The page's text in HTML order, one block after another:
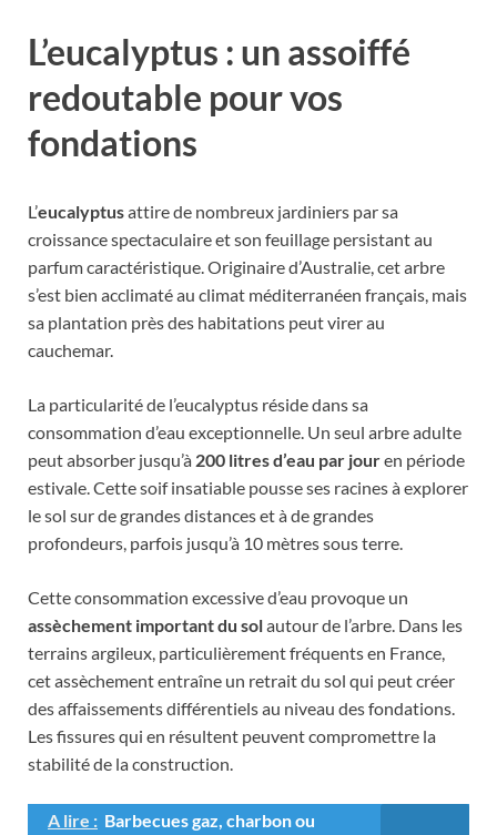
L’eucalyptus : un assoiffé
redoutable pour vos
fondations
L’eucalyptusattire de nombreux jardiniers par sa
croissance spectaculaire et son feuillage persistant au
parfum caractéristique. Originaire d’Australie, cet arbre
s’est bien acclimaté au climat méditerranéen français, mais
sa plantation près des habitations peut virer au
cauchemar.
La particularité de l’eucalyptus réside dans sa
consommation d’eau exceptionnelle. Un seul arbre adulte
peut absorber jusqu’à 200 litres d’eau par jouren période
estivale. Cette soif insatiable pousse ses racines à explorer
le sol sur de grandes distances et à de grandes
profondeurs, parfois jusqu’à 10 mètres sous terre.
Cette consommation excessive d’eau provoque un
assèchement important du solautour de l’arbre. Dans les
terrains argileux, particulièrement fréquents en France,
cet assèchement entraîne un retrait du sol qui peut créer
des affaissements différentiels au niveau des fondations.
Les fissures qui en résultent peuvent compromettre la
stabilité de la construction.
A lire : Barbecues gaz, charbon ou